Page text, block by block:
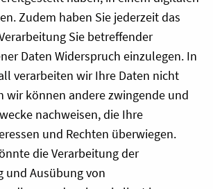
Zudem haben Sie jederzeit das
Sie betreffender
Daten Widerspruch einzulegen. In
verarbeiten wir Ihre Daten nicht
wir können andere zwingende und
nachweisen, die Ihre
und Rechten überwiegen.
die Verarbeitung der
und Ausübung von